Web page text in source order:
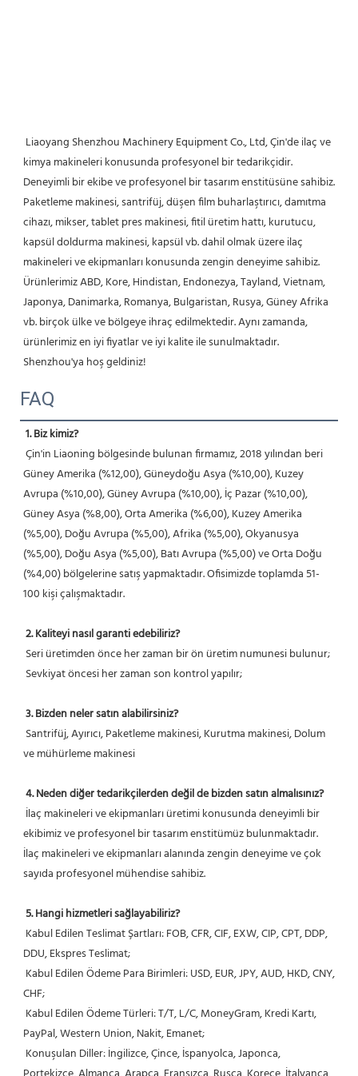
kimya makineleri konusunda profesyonel bir tedarikçidir.
Deneyimli bir ekibe ve profesyonel bir tasarım enstitüsüne sahibiz.
Paketleme makinesi, santrifüj, düşen film buharlaştırıcı, damıtma
cihazı, mikser, tablet pres makinesi, fitil üretim hattı, kurutucu,
kapsül doldurma makinesi, kapsül vb. dahil olmak üzere ilaç
makineleri ve ekipmanları konusunda zengin deneyime sahibiz.
Ürünlerimiz ABD, Kore, Hindistan, Endonezya, Tayland, Vietnam,
Japonya, Danimarka, Romanya, Bulgaristan, Rusya, Güney Afrika
vb. birçok ülke ve bölgeye ihraç edilmektedir. Aynı zamanda,
ürünlerimiz en iyi fiyatlar ve iyi kalite ile sunulmaktadır.
Shenzhou'ya hoş geldiniz!
FAQ
1. Biz kimiz?
Güney Amerika (%12,00), Güneydoğu Asya (%10,00), Kuzey
Avrupa (%10,00), Güney Avrupa (%10,00), İç Pazar (%10,00),
Güney Asya (%8,00), Orta Amerika (%6,00), Kuzey Amerika
(%5,00), Doğu Avrupa (%5,00), Afrika (%5,00), Okyanusya
(%5,00), Doğu Asya (%5,00), Batı Avrupa (%5,00) ve Orta Doğu
(%4,00) bölgelerine satış yapmaktadır. Ofisimizde toplamda 51-
100 kişi çalışmaktadır.
2. Kaliteyi nasıl garanti edebiliriz?
Seri üretimden önce her zaman bir ön üretim numunesi bulunur;
Sevkiyat öncesi her zaman son kontrol yapılır;
3. Bizden neler satın alabilirsiniz?
ve mühürleme makinesi
4. Neden diğer tedarikçilerden değil de bizden satın almalısınız?
ekibimiz ve profesyonel bir tasarım enstitümüz bulunmaktadır.
İlaç makineleri ve ekipmanları alanında zengin deneyime ve çok
sayıda profesyonel mühendise sahibiz.
5. Hangi hizmetleri sağlayabiliriz?
DDU, Ekspres Teslimat;
CHF;
PayPal, Western Union, Nakit, Emanet;